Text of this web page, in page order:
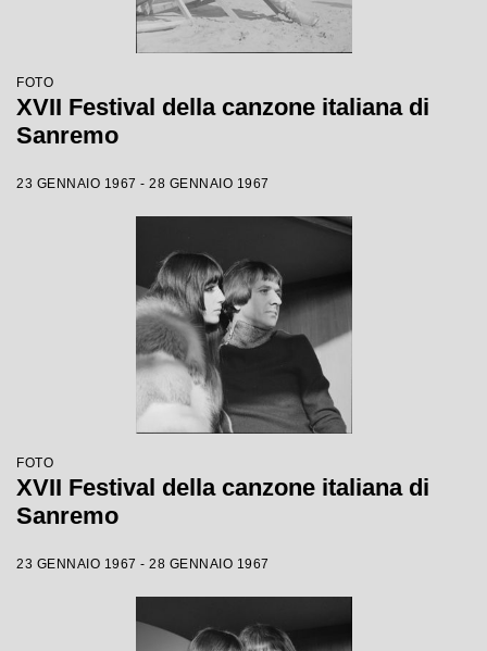
FOTO
XVII Festival della canzone italiana di
Sanremo
23 GENNAIO 1967 - 28 GENNAIO 1967
FOTO
XVII Festival della canzone italiana di
Sanremo
23 GENNAIO 1967 - 28 GENNAIO 1967